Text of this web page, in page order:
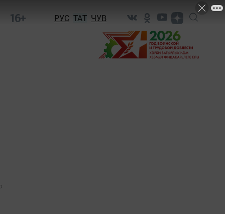
16+ РУС ТАТ ЧУВ